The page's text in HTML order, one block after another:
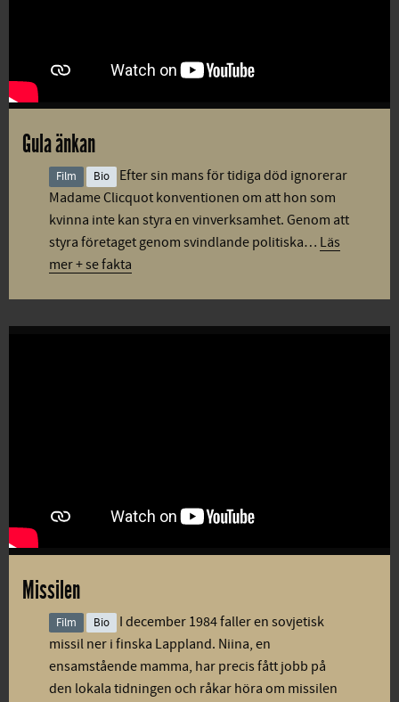
Gula änkan
Film Bio
Efter sin mans för tidiga död ignorerar
Madame Clicquot konventionen om att hon som
kvinna inte kan styra en vinverksamhet. Genom att
styra företaget genom svindlande politiska… Läs
mer + se fakta
Missilen
Film Bio
I december 1984 faller en sovjetisk
missil ner i finska Lappland. Niina, en
ensamstående mamma, har precis fått jobb på
den lokala tidningen och råkar höra om missilen